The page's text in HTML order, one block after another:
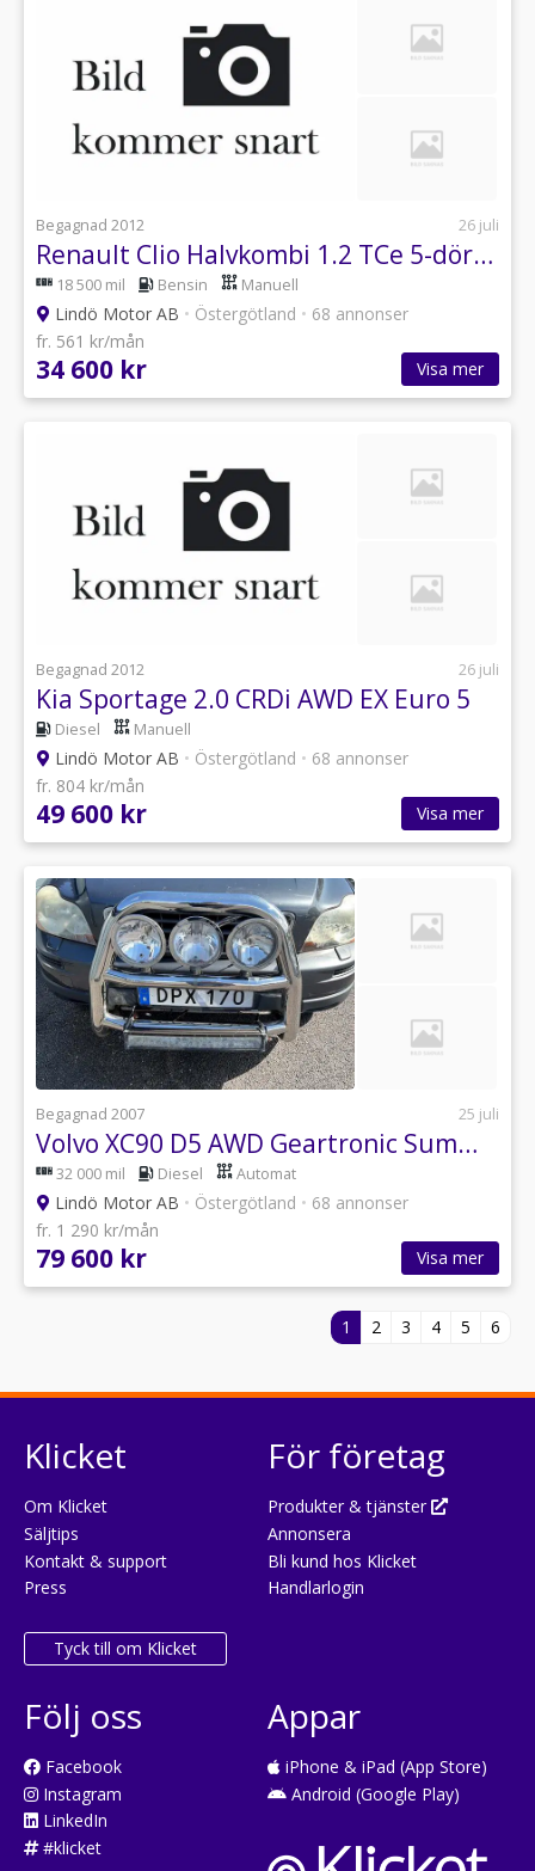
Begagnad 2012 26 juli
Renault Clio Halvkombi 1.2 TCe 5-dörrars Ac
18 500 mil Bensin Manuell
Lindö Motor AB • Östergötland • 68 annonser
fr. 561 kr/mån
34 600 kr Visa mer
Begagnad 2012 26 juli
Kia Sportage 2.0 CRDi AWD EX Euro 5
Diesel Manuell
Lindö Motor AB • Östergötland • 68 annonser
fr. 804 kr/mån
49 600 kr Visa mer
Begagnad 2007 25 juli
Volvo XC90 D5 AWD Geartronic Summum
32 000 mil Diesel Automat
Lindö Motor AB • Östergötland • 68 annonser
fr. 1 290 kr/mån
79 600 kr Visa mer
1 2 3 4 5 6
Klicket
Om Klicket
Säljtips
Kontakt & support
Press
Tyck till om Klicket
För företag
Produkter & tjänster
Annonsera
Bli kund hos Klicket
Handlarlogin
Följ oss
Facebook
Instagram
LinkedIn
#klicket
Appar
iPhone & iPad (App Store)
Android (Google Play)